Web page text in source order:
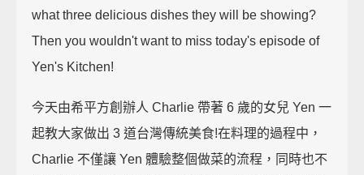
what three delicious dishes they will be showing?
Then you wouldn't want to miss today's episode of
Yen's Kitchen!
今天由希平方創辦人 Charlie 帶著 6 歲的女兒 Yen 一
起教大家做出 3 道台灣傳統美食!在料理的過程中，
Charlie 不僅讓 Yen 體驗整個做菜的流程，同時也不